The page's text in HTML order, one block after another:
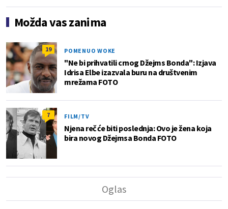
Možda vas zanima
19 POMENUO WOKE
"Ne bi prihvatili crnog Džejms Bonda": Izjava
Idrisa Elbe izazvala buru na društvenim
mrežama FOTO
7 FILM/TV
Njena reč će biti poslednja: Ovo je žena koja
bira novog Džejmsa Bonda FOTO